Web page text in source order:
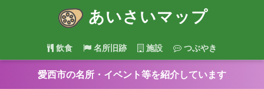
あいさいマップ
飲食 名所旧跡 施設 つぶやき
愛西市の名所・イベント等を紹介しています